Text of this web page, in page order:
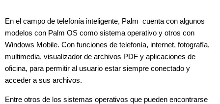
En el campo de telefonía inteligente, Palm cuenta con algunos
modelos con Palm OS como sistema operativo y otros con
Windows Mobile. Con funciones de telefonía, internet, fotografía,
multimedia, visualizador de archivos PDF y aplicaciones de
oficina, para permitir al usuario estar siempre conectado y
acceder a sus archivos.
Entre otros de los sistemas operativos que pueden encontrarse